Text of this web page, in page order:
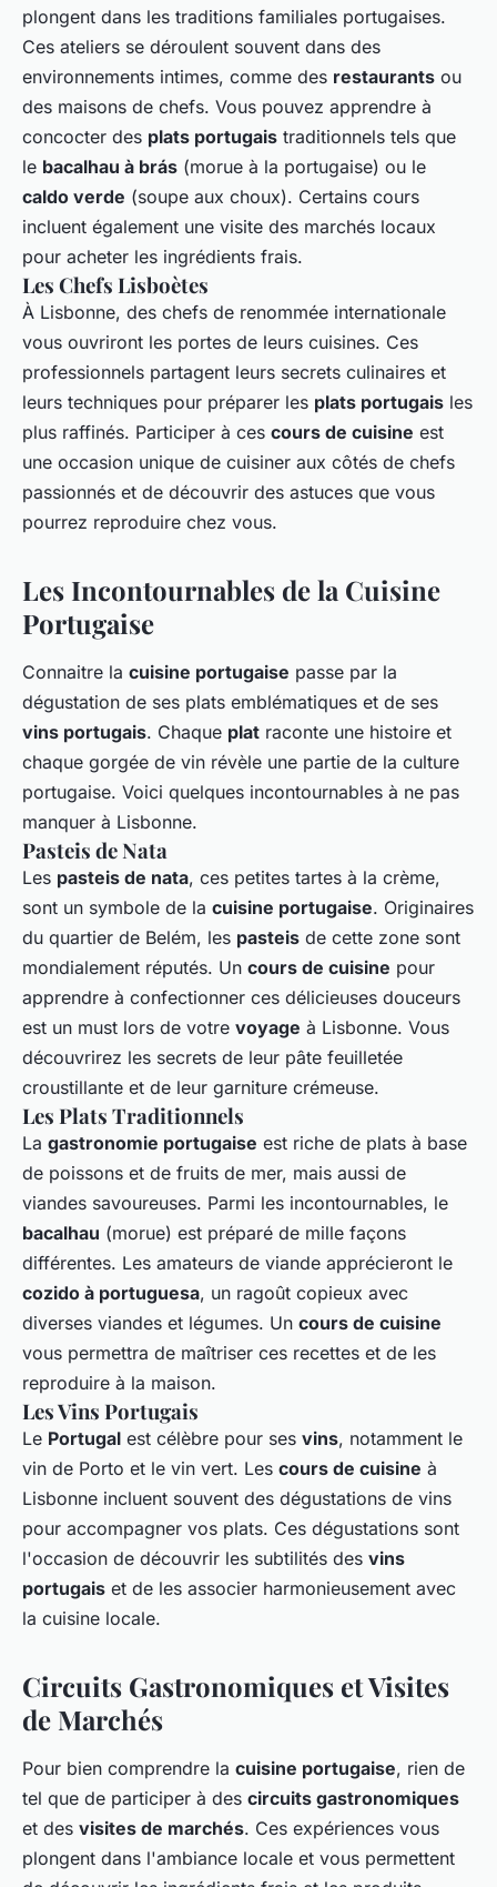
plongent dans les traditions familiales portugaises.
Ces ateliers se déroulent souvent dans des
environnements intimes, comme des restaurants ou
des maisons de chefs. Vous pouvez apprendre à
concocter des plats portugais traditionnels tels que
le bacalhau à brás (morue à la portugaise) ou le
caldo verde (soupe aux choux). Certains cours
incluent également une visite des marchés locaux
pour acheter les ingrédients frais.
Les Chefs Lisboètes
À Lisbonne, des chefs de renommée internationale
vous ouvriront les portes de leurs cuisines. Ces
professionnels partagent leurs secrets culinaires et
leurs techniques pour préparer les plats portugais les
plus raffinés. Participer à ces cours de cuisine est
une occasion unique de cuisiner aux côtés de chefs
passionnés et de découvrir des astuces que vous
pourrez reproduire chez vous.
Les Incontournables de la Cuisine
Portugaise
Connaitre la cuisine portugaise passe par la
dégustation de ses plats emblématiques et de ses
vins portugais. Chaque plat raconte une histoire et
chaque gorgée de vin révèle une partie de la culture
portugaise. Voici quelques incontournables à ne pas
manquer à Lisbonne.
Pasteis de Nata
Les pasteis de nata, ces petites tartes à la crème,
sont un symbole de la cuisine portugaise. Originaires
du quartier de Belém, les pasteis de cette zone sont
mondialement réputés. Un cours de cuisine pour
apprendre à confectionner ces délicieuses douceurs
est un must lors de votre voyage à Lisbonne. Vous
découvrirez les secrets de leur pâte feuilletée
croustillante et de leur garniture crémeuse.
Les Plats Traditionnels
La gastronomie portugaise est riche de plats à base
de poissons et de fruits de mer, mais aussi de
viandes savoureuses. Parmi les incontournables, le
bacalhau (morue) est préparé de mille façons
différentes. Les amateurs de viande apprécieront le
cozido à portuguesa, un ragoût copieux avec
diverses viandes et légumes. Un cours de cuisine
vous permettra de maîtriser ces recettes et de les
reproduire à la maison.
Les Vins Portugais
Le Portugal est célèbre pour ses vins, notamment le
vin de Porto et le vin vert. Les cours de cuisine à
Lisbonne incluent souvent des dégustations de vins
pour accompagner vos plats. Ces dégustations sont
l'occasion de découvrir les subtilités des vins
portugais et de les associer harmonieusement avec
la cuisine locale.
Circuits Gastronomiques et Visites
de Marchés
Pour bien comprendre la cuisine portugaise, rien de
tel que de participer à des circuits gastronomiques
et des visites de marchés. Ces expériences vous
plongent dans l'ambiance locale et vous permettent